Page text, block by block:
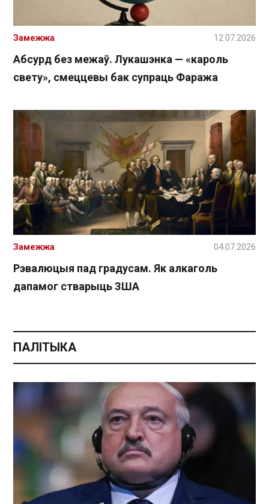
Абсурд без межаў. Лукашэнка — «кароль
свету», смеццевы бак супраць Фаража
Замежжа 12.07.2026
Рэвалюцыя пад градусам. Як алкаголь
дапамог стварыць ЗША
Замежжа 04.07.2026
ПАЛІТЫКА